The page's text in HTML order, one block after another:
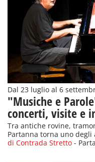
Dal 23 luglio al 6
"Musiche e
concerti, visite e
Tra antiche rovine,
Partanna torna uno
di Contrada Stretto -